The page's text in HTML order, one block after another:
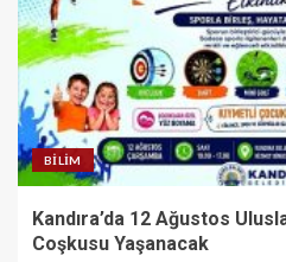
BILIM
Kandıra’da 12 Ağustos
Coşkusu Yaşanacak